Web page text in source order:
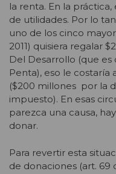
la renta. En la
de utilidades. Por lo
uno de los cinco
2011) quisiera regalar
Del Desarrollo (que
Penta), eso le costaría
($200 millones por la
impuesto). En esas
parezca una causa,
donar.
Para revertir esta
de donaciones (art. 69